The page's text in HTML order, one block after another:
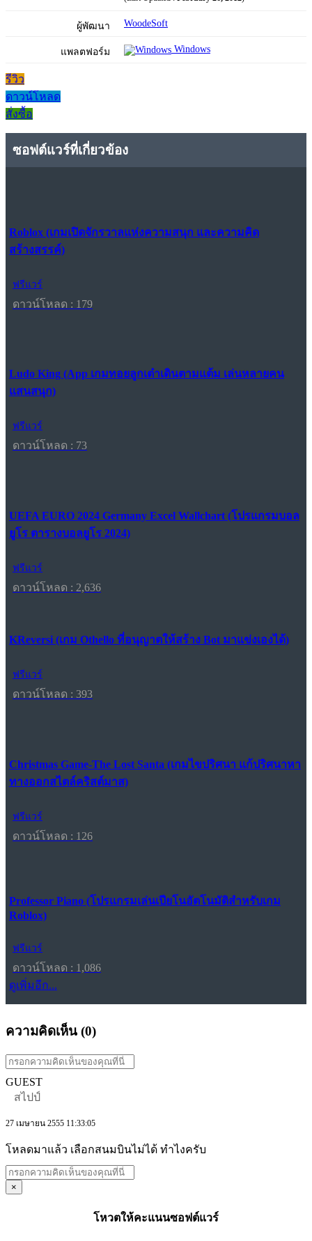
ผู้พัฒนา WoodeSoft
แพลตฟอร์ม Windows
รีวิว
ดาวน์โหลด
สั่งซื้อ
ซอฟต์แวร์ที่เกี่ยวข้อง
Roblox (เกมเปิดจักรวาลแห่งความสนุก และความคิด
สร้างสรรค์)
ฟรีแวร์
ดาวน์โหลด : 179
Ludo King (App เกมทอยลูกเต๋าเดินตามแต้ม เล่นหลายคน
แสนสนุก)
ฟรีแวร์
ดาวน์โหลด : 73
UEFA EURO 2024 Germany Excel Wallchart (โปรแกรมบอล
ยูโร ตารางบอลยูโร 2024)
ฟรีแวร์
ดาวน์โหลด : 2,636
KReversi (เกม Othello ที่อนุญาตให้สร้าง Bot มาแข่งเองได้)
ฟรีแวร์
ดาวน์โหลด : 393
Christmas Game-The Lost Santa (เกมไขปริศนา แก้ปริศนาหา
ทางออกสไตล์คริสต์มาส)
ฟรีแวร์
ดาวน์โหลด : 126
Professor Piano (โปรแกรมเล่นเปียโนอัตโนมัติสำหรับเกม
Roblox)
ฟรีแวร์
ดาวน์โหลด : 1,086
ดูเพิ่มอีก...
ความคิดเห็น (0)
GUEST
สไปป์
27 เมษายน 2555 11:33:05
โหลดมาแล้ว เลือกสนมบินไม่ได้ ทำไงครับ
×
โหวตให้คะแนนซอฟต์แวร์